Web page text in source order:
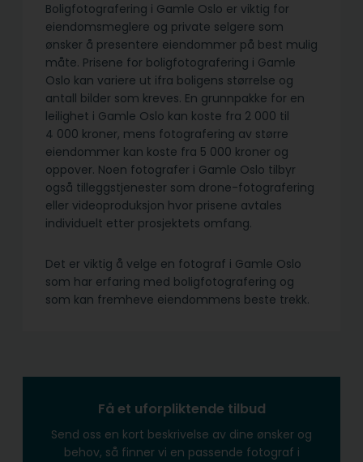
Boligfotografering i Gamle Oslo er viktig for
eiendomsmeglere og private selgere som
ønsker å presentere eiendommer på best mulig
måte. Prisene for boligfotografering i Gamle
Oslo kan variere ut ifra boligens størrelse og
antall bilder som kreves. En grunnpakke for en
leilighet i Gamle Oslo kan koste fra 2 000 til
4 000 kroner, mens fotografering av større
eiendommer kan koste fra 5 000 kroner og
oppover. Noen fotografer i Gamle Oslo tilbyr
også tilleggstjenester som drone-fotografering
eller videoproduksjon hvor prisene avtales
individuelt etter prosjektets omfang.
Det er viktig å velge en fotograf i Gamle Oslo
som har erfaring med boligfotografering og
som kan fremheve eiendommens beste trekk.
Få et uforpliktende tilbud
Send oss en kort beskrivelse av dine ønsker og
behov, så finner vi en passende fotograf i